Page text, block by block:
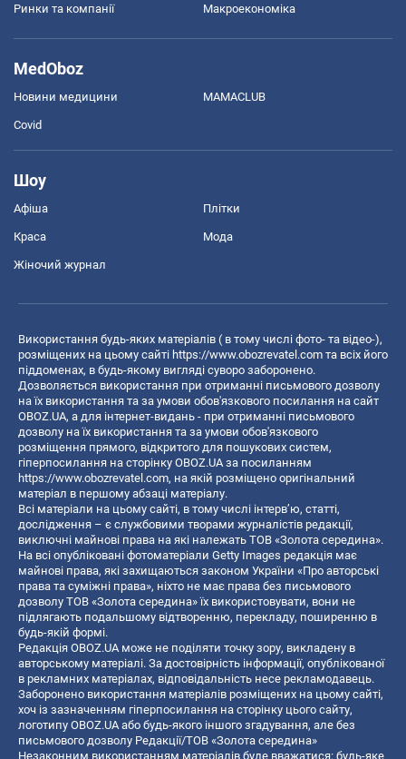
Ринки та компанії Макроекономіка
MedOboz
Новини медицини MAMACLUB
Covid
Шоу
Афіша Плітки
Краса Мода
Жіночий журнал
Використання будь-яких матеріалів ( в тому числі фото- та відео-),
розміщених на цьому сайті https://www.obozrevatel.com та всіх його
піддоменах, в будь-якому вигляді суворо заборонено.
Дозволяється використання при отриманні письмового дозволу
на їх використання та за умови обов'язкового посилання на сайт
OBOZ.UA, а для інтернет-видань - при отриманні письмового
дозволу на їх використання та за умови обов'язкового
розміщення прямого, відкритого для пошукових систем,
гіперпосилання на сторінку OBOZ.UA за посиланням
https://www.obozrevatel.com, на якій розміщено оригінальний
матеріал в першому абзаці матеріалу.
Всі матеріали на цьому сайті, в тому числі інтерв’ю, статті,
дослідження – є службовими творами журналістів редакції,
виключні майнові права на які належать ТОВ «Золота середина».
На всі опубліковані фотоматеріали Getty Images редакція має
майнові права, які захищаються законом України «Про авторські
права та суміжні права», ніхто не має права без письмового
дозволу ТОВ «Золота середина» їх використовувати, вони не
підлягають подальшому відтворенню, перекладу, поширенню в
будь-якій формі.
Редакція OBOZ.UA може не поділяти точку зору, викладену в
авторському матеріалі. За достовірність інформації, опублікованої
в рекламних матеріалах, відповідальність несе рекламодавець.
Заборонено використання матеріалів розміщених на цьому сайті,
хоч із зазначенням гіперпосилання на сторінку цього сайту,
логотипу OBOZ.UA або будь-якого іншого згадування, але без
письмового дозволу Редакції/ТОВ «Золота середина»
Незаконним використанням матеріалів буде вважатися: будь-яке